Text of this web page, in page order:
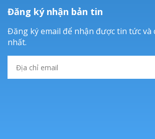
Đăng ký nhận bản tin
Đăng ký email để nhận được tin tức và
nhất.